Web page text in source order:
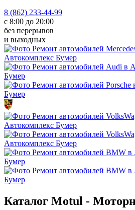
8 (862) 233-44-99
с 8:00 до 20:00
без перерывов
и выходных
Каталог Motul -